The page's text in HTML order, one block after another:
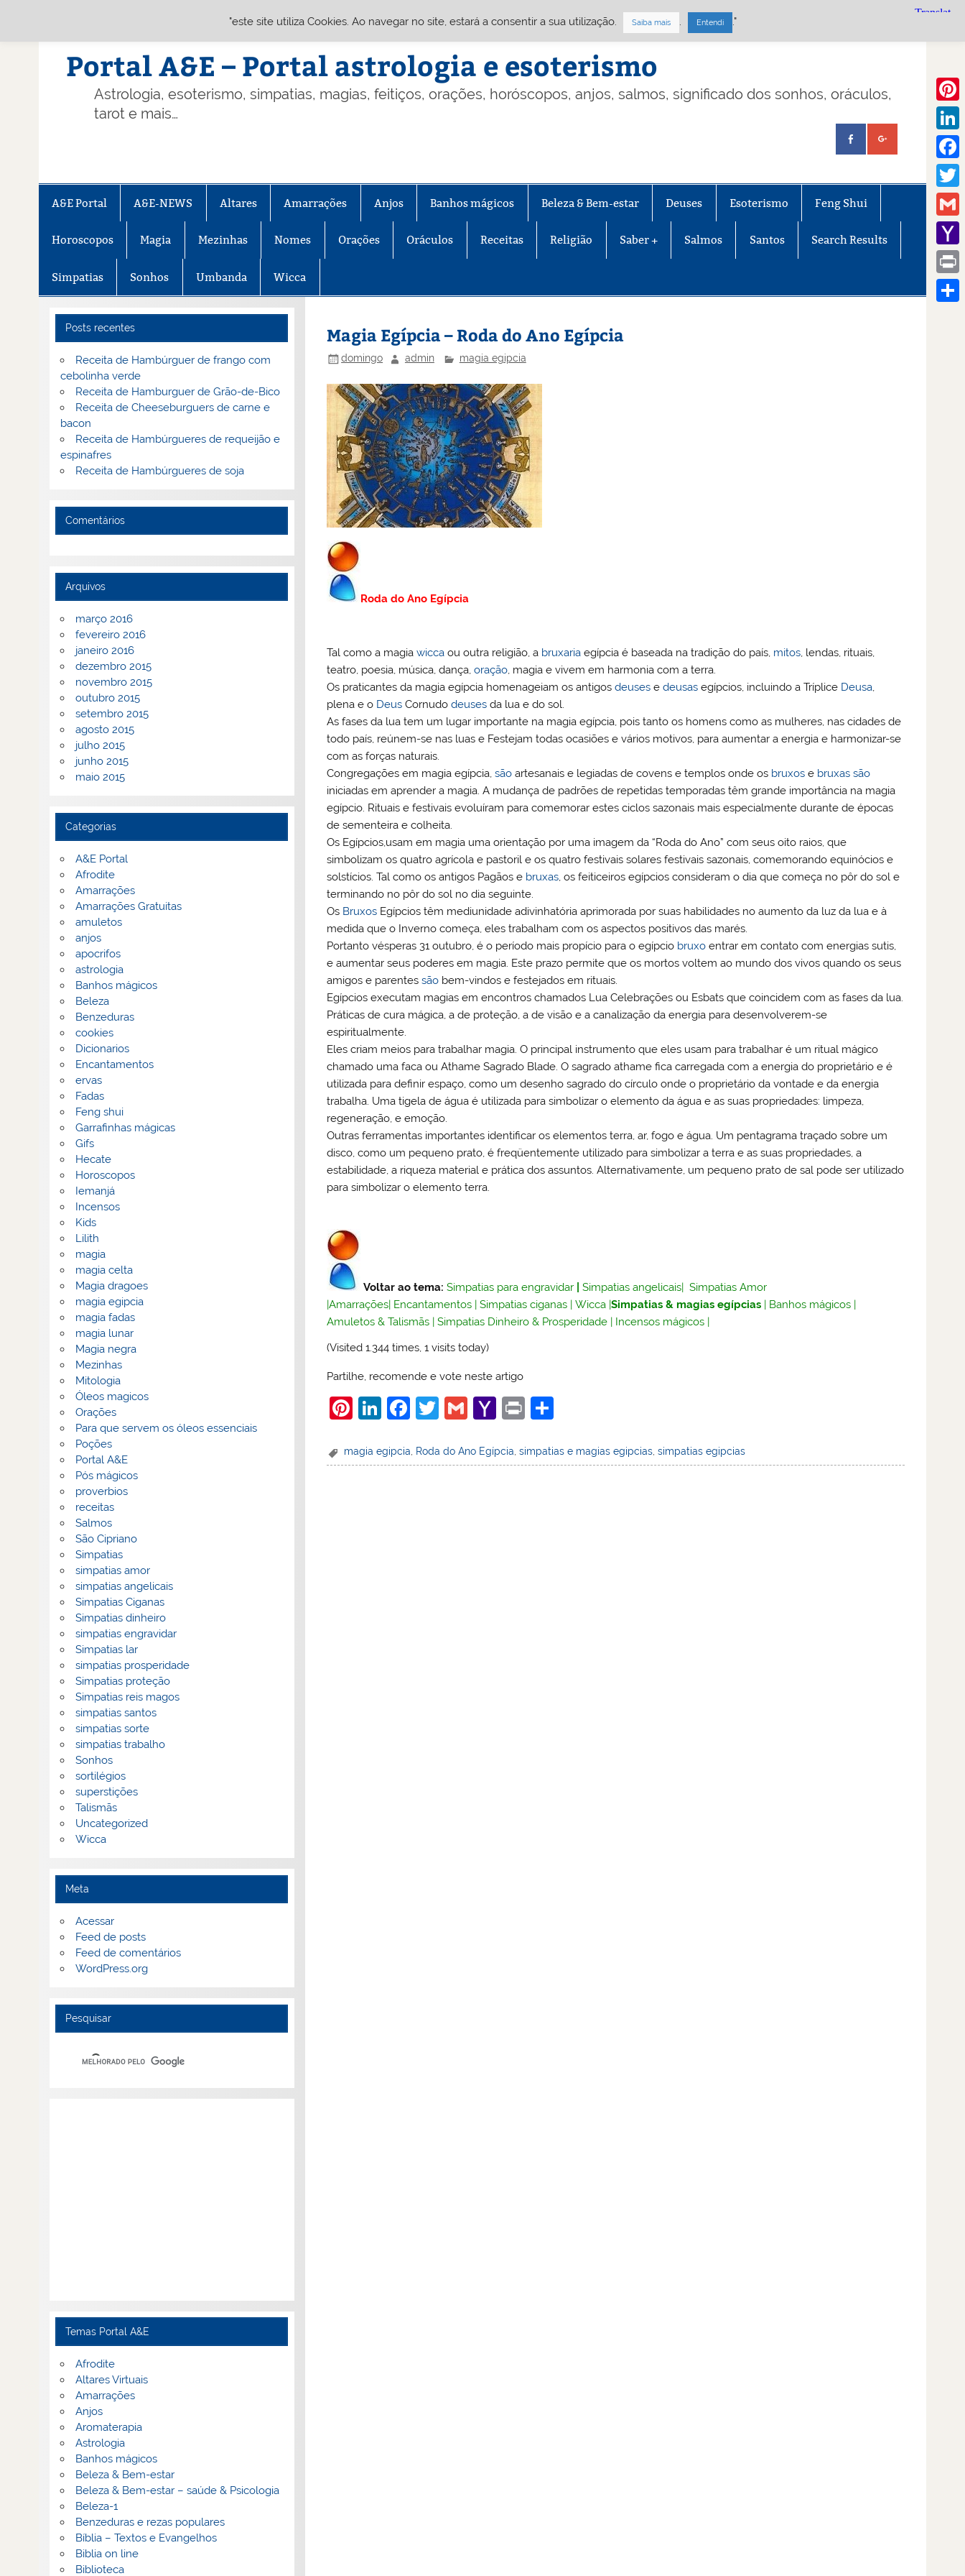
Portal A&E – Portal astrologia e esoterismo
Astrologia, esoterismo, simpatias, magias, feitiços, orações, horóscopos, anjos, salmos, significado dos sonhos, oráculos,
tarot e mais…
A&E Portal A&E-NEWS Altares Amarrações Anjos Banhos mágicos Beleza & Bem-estar Deuses Esoterismo Feng Shui
Horoscopos Magia Mezinhas Nomes Orações Oráculos Receitas Religião Saber + Salmos Santos Search Results
Simpatias Sonhos Umbanda Wicca
Magia Egípcia – Roda do Ano Egípcia
domingo admin magia egipcia
Roda do Ano Egípcia
Tal como a magiawicca ou outra religião, a bruxaria egípcia é baseada na tradição do país, mitos , lendas, rituais,
teatro, poesia, música, dança,oração , magia e vivem em harmonia com a terra.
Os praticantes da magia egípcia homenageiam os antigosdeuses edeusas egípcios, incluindo a Tríplice Deusa
plena e o Deus Cornudodeuses da lua e do sol.
As fases da lua tem um lugar importante na magia egípcia, pois tanto os homens como as mulheres, nas cidades de
todo país, reúnem-se nas luas e Festejam todas ocasiões e vários motivos, para aumentar a energia e harmonizar-se
com as forças naturais.
Congregações em magia egípcia,são artesanais e legiadas de covens e templos onde os bruxos e bruxas são
iniciadas em aprender a magia. A mudança de padrões de repetidas temporadas têm grande importância na magia
egípcio. Rituais e festivais evoluíram para comemorar estes ciclos sazonais mais especialmente durante de épocas
de sementeira e colheita.
Os Egípcios,usam em magia uma orientação por uma imagem da “Roda do Ano” com seus oito raios, que
simbolizam os quatro agrícola e pastoril e os quatro festivais solares festivais sazonais, comemorando equinócios e
solstícios. Tal como os antigos Pagãos e bruxas , os feiticeiros egípcios consideram o dia que começa no pôr do sol e
terminando no pôr do sol no dia seguinte.
Os Bruxos Egípcios têm mediunidade adivinhatória aprimorada por suas habilidades no aumento da luz da lua e à
medida que o Inverno começa, eles trabalham com os aspectos positivos das marés.
Portanto vésperas 31 outubro, é o período mais propício para o egípcio bruxo entrar em contato com energias sutis,
e aumentar seus poderes em magia. Este prazo permite que os mortos voltem ao mundo dos vivos quando os seus
amigos e parentessão bem-vindos e festejados em rituais.
Egípcios executam magias em encontros chamados Lua Celebrações ou Esbats que coincidem com as fases da lua.
Práticas de cura mágica, a de proteção, a de visão e a canalização da energia para desenvolverem-se
espiritualmente.
Eles criam meios para trabalhar magia. O principal instrumento que eles usam para trabalhar é um ritual mágico
chamado uma faca ou Athame Sagrado Blade. O sagrado athame fica carregada com a energia do proprietário e é
utilizada para definir espaço, como um desenho sagrado do círculo onde o proprietário da vontade e da energia
trabalha. Uma tigela de água é utilizada para simbolizar o elemento da água e as suas propriedades: limpeza,
regeneração, e emoção.
Outras ferramentas importantes identificar os elementos terra, ar, fogo e água. Um pentagrama traçado sobre um
disco, como um pequeno prato, é freqüentemente utilizado para simbolizar a terra e as suas propriedades, a
estabilidade, a riqueza material e prática dos assuntos. Alternativamente, um pequeno prato de sal pode ser utilizado
para simbolizar o elemento terra.
Voltar ao tema:Simpatias para engravidar |Simpatias angelicais |Simpatias Amor
|Amarrações Encantamentos |Simpatias ciganas |Wicca |Simpatias & magias egípcias Banhos mágicos
Amuletos & Talismãs |Simpatias Dinheiro & Prosperidade Incensos mágicos
(Visited 1.344 times, 1 visits today)
Partilhe, recomende e vote neste artigo
Pi
er
Li
k
F
c
T
itt
G
ai
Y
h
Pr
t
ar
magia egipcia, Roda do Ano Egípcia,simpatias e magias egipcias,simpatias egipcias
Posts recentes
Receita de Hambúrguer de frango com
cebolinha verde
Receita de Hamburguer de Grão-de-Bico
Receita de Cheeseburguers de carne e
bacon
Receita de Hambúrgueres de requeijão e
espinafres
Receita de Hambúrgueres de soja
Comentários
Arquivos
março 2016
fevereiro 2016
janeiro 2016
dezembro 2015
novembro 2015
outubro 2015
setembro 2015
agosto 2015
julho 2015
junho 2015
maio 2015
Categorias
A&E Portal
Afrodite
Amarrações
Amarrações Gratuitas
amuletos
anjos
apocrifos
astrologia
Banhos mágicos
Beleza
Benzeduras
cookies
Dicionarios
Encantamentos
ervas
Fadas
Feng shui
Garrafinhas mágicas
Gifs
Hecate
Horoscopos
Iemanjá
Incensos
Kids
Lilith
magia
magia celta
Magia dragoes
magia egipcia
magia fadas
magia lunar
Magia negra
Mezinhas
Mitologia
Óleos magicos
Orações
Para que servem os óleos essenciais
Poções
Portal A&E
Pós mágicos
proverbios
receitas
Salmos
São Cipriano
Simpatias
simpatias amor
simpatias angelicais
Simpatias Ciganas
Simpatias dinheiro
simpatias engravidar
Simpatias lar
simpatias prosperidade
Simpatias proteção
Simpatias reis magos
simpatias santos
simpatias sorte
simpatias trabalho
Sonhos
sortilégios
superstições
Talismãs
Uncategorized
Wicca
Meta
Acessar
Feed de posts
Feed de comentários
WordPress.org
Pesquisar
Temas Portal A&E
Afrodite
Altares Virtuais
Amarrações
Anjos
Aromaterapia
Astrologia
Banhos mágicos
Beleza & Bem-estar
Beleza & Bem-estar – saúde & Psicologia
Beleza-1
Benzeduras e rezas populares
Bíblia – Textos e Evangelhos
Biblia on line
Biblioteca
Gmail
Mail
Print
"este site utiliza Cookies. Ao navegar no site, estará a consentir a sua utilização. Saiba mais . Entendi ."